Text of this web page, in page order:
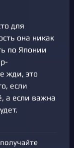
для
она никак
по Японии
жди, это
если
а если важна